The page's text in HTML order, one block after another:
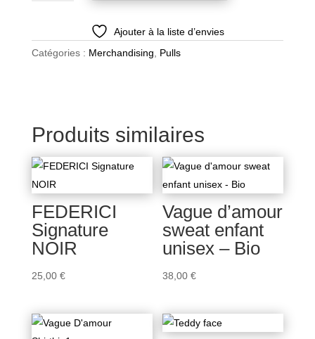
Premium
Ajouter à la liste d’envies
Catégories : Merchandising Pulls
Produits similaires
FEDERICI
Signature
NOIR
25,00 €
Vague d’amour
sweat enfant
unisex – Bio
38,00€